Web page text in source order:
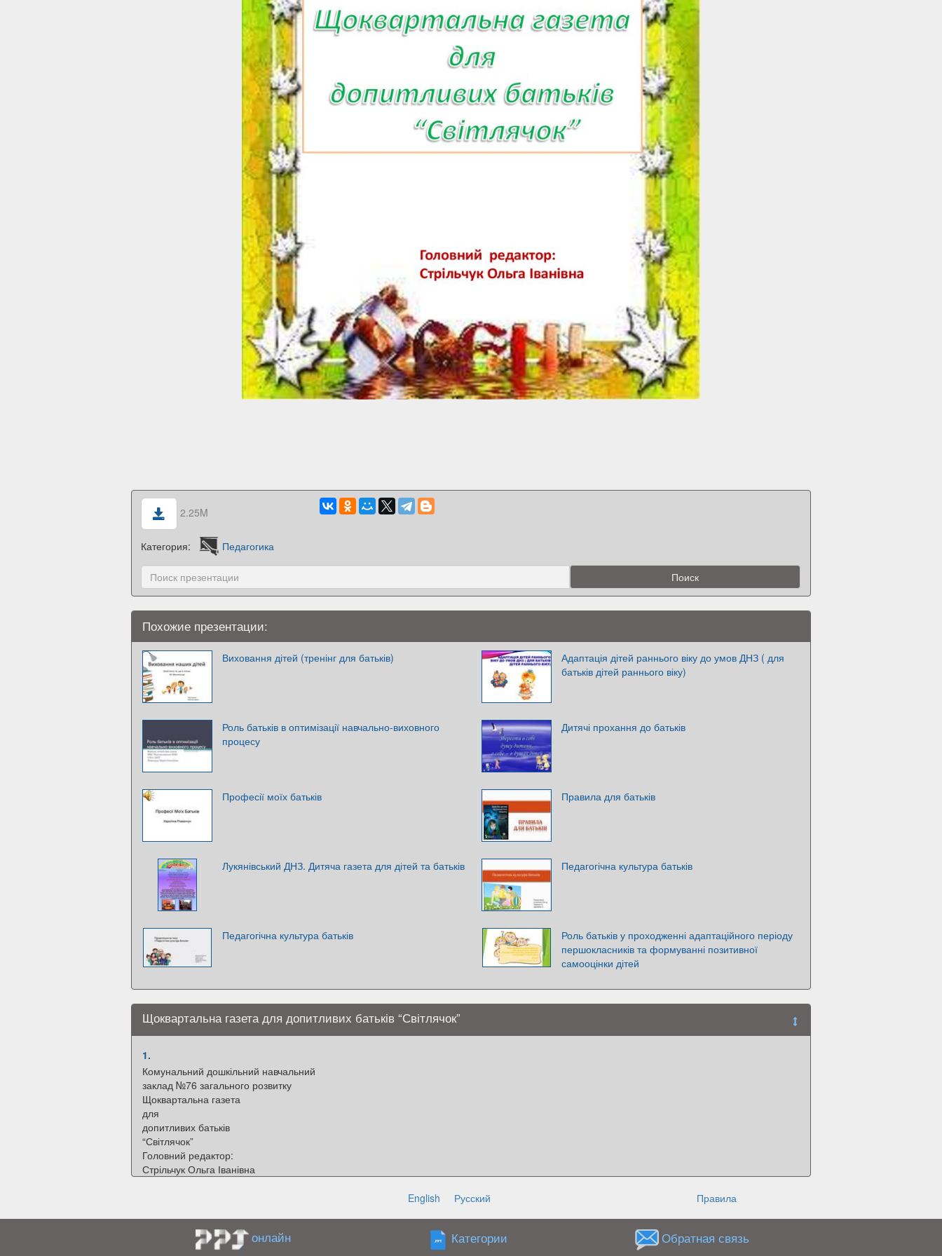
2.25M
Категория: Педагогика
Похожие презентации:
Виховання дітей (тренінг для батьків)
Адаптація дітей раннього віку до умов ДНЗ ( для
батьків дітей раннього віку)
Роль батьків в оптимізації навчально-виховного
процесу
Дитячі прохання до батьків
Професії моїх батьків Правила для батьків
Лукянівський ДНЗ. Дитяча газета для дітей та батьків Педагогічна культура батьків
Педагогічна культура батьків
Роль батьків у проходженні адаптаційного періоду
першокласників та формуванні позитивної
самооцінки дітей
Щоквартальна газета для допитливих батьків “Світлячок”
1.
Комунальний дошкільний навчальний
заклад №76 загального розвитку
Щоквартальна газета
для
допитливих батьків
“Світлячок”
Головний редактор:
Стрільчук Ольга Іванівна
півроку піде до школи? Вважаєте, що
вже потрібно готуватися? Можливо.
English Русский Правила
онлайн Категории Обратная связь